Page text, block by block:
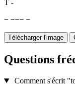
T -
− −−− −
Télécharger l'image
Questions
Comment s'écrit